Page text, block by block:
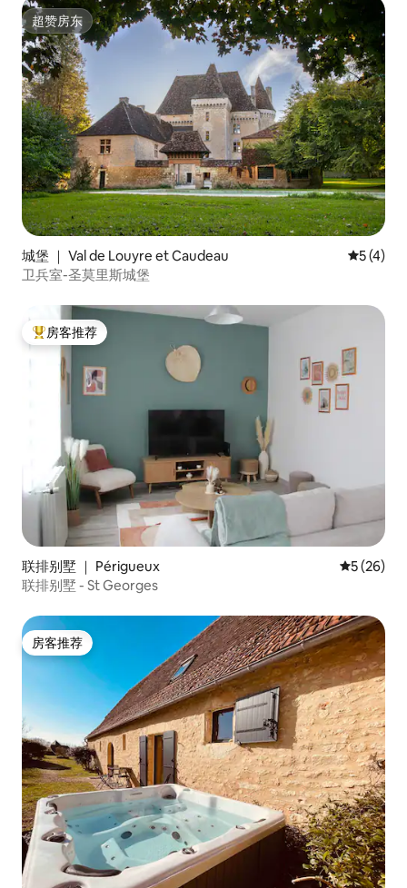
超赞房东
超赞房东
城堡 ｜ Val de Louyre et Caudeau 平均评分
5 (4)
卫兵室-圣莫里斯城堡
热门「房客推荐」
房客推荐
联排别墅 ｜ Périgueux 平均评分
5 (26)
联排别墅 - St Georges
房客推荐
房客推荐